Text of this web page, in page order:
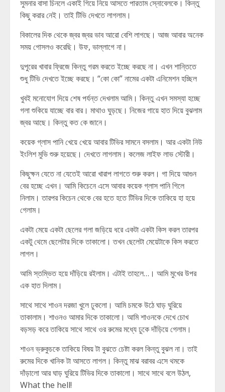
সুমনার বাসা চিনলে একাই গিয়ে নিয়ে আসতে পারতাম স্নোবেলকে। কিন্তু
কিছু করার নেই। তাই টিভি দেখতে লাগলাম।
বিকালের দিক থেকে জ্বর জ্বর ভাব আরো বেশি লাগছে। আজ আবার অনেক
সময় গোসলও করেছি। উফ, ভাল্লাগে না।
দুপুরের খাবার ফ্রিজে কিন্তু গরম করতে ইচ্ছে করছে না। এখন শান্তিতে
শুধু টিভি দেখতে ইচ্ছে করছে। “কো কো” নামের একটা এনিমেশন হচ্ছিল
খুবই মনোযোগ দিয়ে শেষ পর্যন্ত দেখলাম আমি। কিন্তু এখন সমস্যা হচ্ছে
গলা শুকিয়ে যাচ্ছে বার বার। মাথাও ঘুড়ছে। নিজের গায়ে হাত দিয়ে বুঝলাম
জ্বর আছে। কিন্তু কত কে জানে।
কয়েক গ্লাস পানি খেয়ে খেয়ে আবার টিভির সামনে বসলাম। আর একটা নিউ
ইংলিশ মুভি শুরু হয়েছে। দেখতে লাগলাম। কলেজ লাইফ লাভ স্টোরী।
কিছুক্ষন যেতে না যেতেই আরো খারাপ লাগতে শুরু করল। গা দিয়ে আগুন
বের হচ্ছে এখন। আমি কিচেনে এসে আবার কয়েক গ্লাস পানি গিলে
নিলাম। তারপর কিচেন থেকে বের হতে হতে টিভির দিকে তাকিয়ে হা হয়ে
গেলাম।
একটা মেয়ে একটা ছেলের গলা জড়িয়ে ধরে একটা একটা কিস করল তারপর
একটু থেমে ছেলেটার দিকে তাকালো। তখন ছেলেটা মেয়েটাকে কিস করতে
লাগল।
আমি স্তম্ভিত হয়ে দাঁড়িয়ে রইলাম। এটাই তাহলে…। আমি মুখের উপর
এক হাত দিলাম।
সাথে সাথে শাওন দরজা খুলে ঢুকলো। আমি চমকে উঠে ঘাড় ঘুরিয়ে
তাকালাম। শাওনও আমার দিকে তাকালো। আমি শাওনকে দেখে চোখ
বড়সড় করে তাকিয়ে সাথে সাথে ওর রুমের মধ্যে ঢুকে দাঁড়িয়ে গেলাম।
শাওন ভ্রুকুচকে তাকিয়ে বিষয় টা বুঝতে চেষ্টা করল কিন্তু বুঝল না। তাই
রুমের দিকে খানিক টা আসতে লাগল। কিন্তু মাঝ বরাবর এসে থমকে
দাঁড়ালো আর ঘাড় ঘুরিয়ে টিভির দিকে তাকালো। সাথে সাথে বলে উঠল,
What the hell!